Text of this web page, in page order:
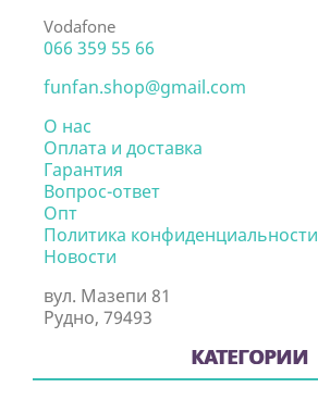
Vodafone
066 359 55 66
funfan.shop@gmail.com
О нас
Оплата и доставка
Гарантия
Вопрос-ответ
Опт
Политика конфиденциальности
Новости
вул. Мазепи 81
Рудно, 79493
КАТЕГОРИИ